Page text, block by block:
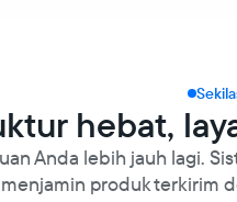
hebat,
Anda lebih jauh lagi.
menjamin produk terkirim